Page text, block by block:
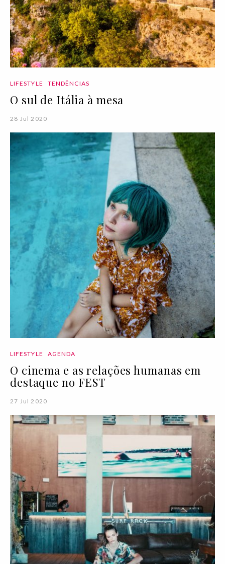
LIFESTYLE TENDÊNCIAS
O sul de Itália à mesa
28 Jul 2020
LIFESTYLE AGENDA
O cinema e as relações humanas em
destaque no FEST
27 Jul 2020